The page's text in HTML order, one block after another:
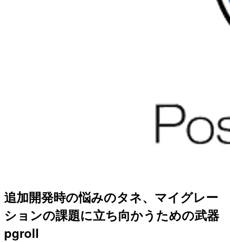
追加開発時の悩みのタネ、マイグレー
ションの課題に立ち向かうための武器
pgroll